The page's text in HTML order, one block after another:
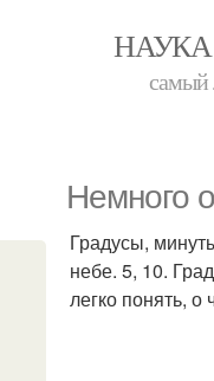
самый
Немного
Градусы,
небе. 5, 10.
легко понять, о